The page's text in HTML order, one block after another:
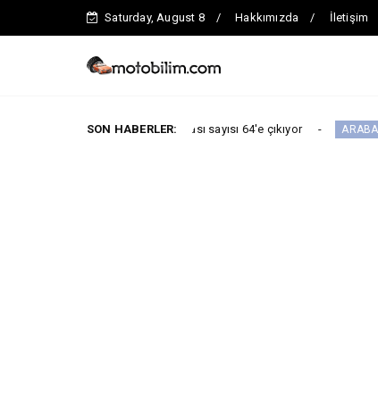
Saturday, August 8 Hakkımızda İletişim
SON HABERLER:
toplam servis noktası sayısı 64'e çıkıyor ARABA KAMPANYALARI